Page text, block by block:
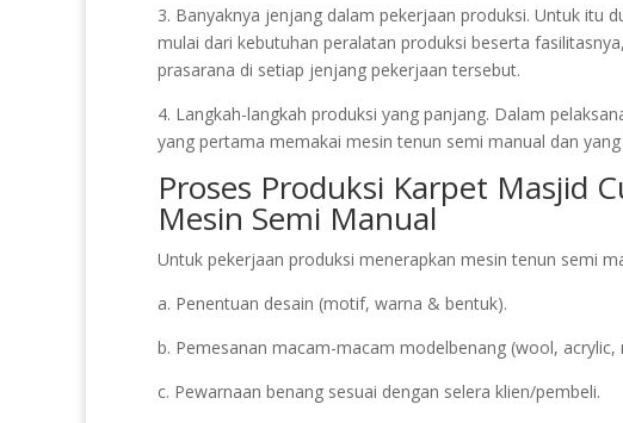
3. Banyaknya jenjang dalam pekerjaan produksi. Untuk itu
mulai dari kebutuhan peralatan produksi beserta
prasarana di setiap jenjang pekerjaan tersebut.
4. Langkah-langkah produksi yang panjang. Dalam
yang pertama memakai mesin tenun semi manual dan
Proses Produksi Karpet Masjid
Mesin Semi Manual
Untuk pekerjaan produksi menerapkan mesin tenun semi
a. Penentuan desain (motif, warna & bentuk).
b. Pemesanan macam-macam modelbenang (wool,
c. Pewarnaan benang sesuai dengan selera klien/pembeli.